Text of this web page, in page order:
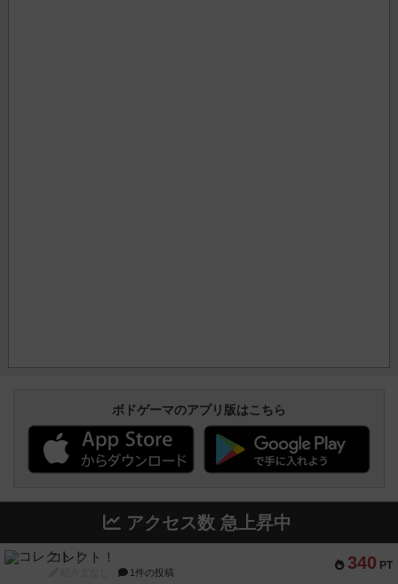
ボドゲーマのアプリ版はこちら
アクセス数 急上昇中
340 PT
コレクト！
1件の投稿